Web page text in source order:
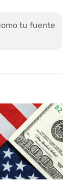
tu fuente